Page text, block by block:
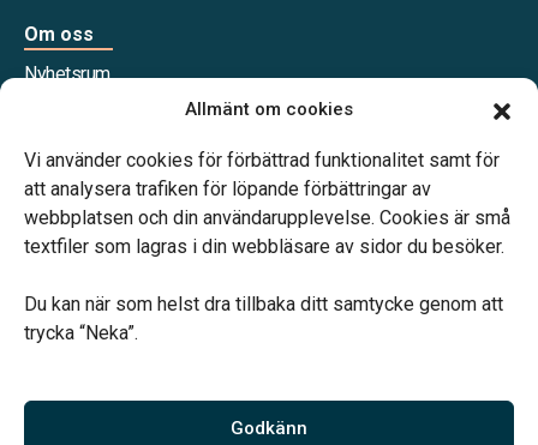
Allmänt om cookies
Vi använder cookies för förbättrad funktionalitet samt för
att analysera trafiken för löpande förbättringar av
webbplatsen och din användarupplevelse. Cookies är små
textfiler som lagras i din webbläsare av sidor du besöker.
Du kan när som helst dra tillbaka ditt samtycke genom att
trycka “Neka”.
Godkänn
Om oss
Nyhetsrum
Våra samarbetspartners
familjejuridiken – genom hela livet.